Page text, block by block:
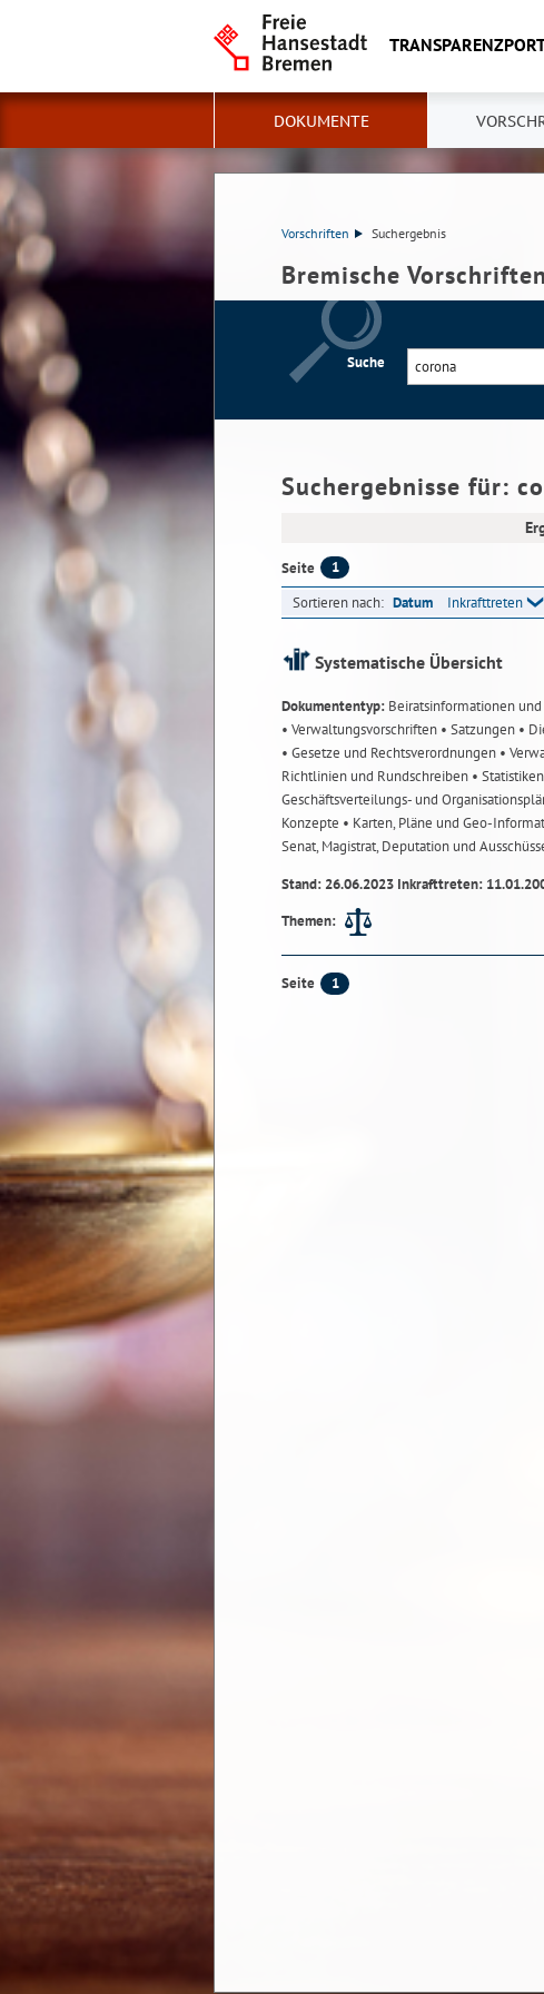
DOKUMENTE
Vorschriften Suchergebnis
Bremische Vorschriften
Suche
Suchergebnisse für:
Seite 1
Sortieren nach: Datum Inkrafttreten
Systematische Übersicht
Dokumententyp: Beiratsinformationen
• Verwaltungsvorschriften • Satzungen •
• Gesetze und Rechtsverordnungen •
Richtlinien und Rundschreiben • Statistiken
Geschäftsverteilungs- und
Konzepte • Karten, Pläne und Geo-
Senat, Magistrat, Deputation und
Stand: 26.06.2023 Inkrafttreten:
Themen:
Seite 1